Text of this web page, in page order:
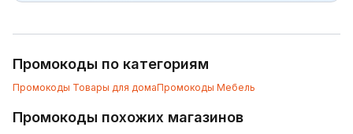
Промокоды по категориям
Промокоды Товары для домаПромокоды Мебель
Промокоды похожих магазинов